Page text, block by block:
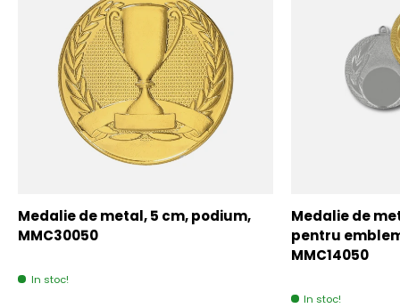
Medalie de metal, 5 cm, podium,
MMC30050
In stoc!
Medalie de
pentru
MMC14050
In stoc!